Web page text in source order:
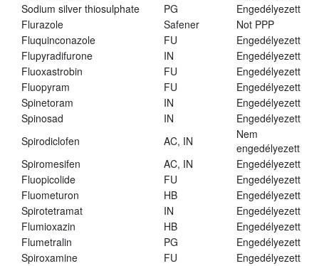
Sodium silver thiosulphate
PG
Engedélyezett
Flurazole
Safener
Not PPP
Fluquinconazole
FU
Engedélyezett
Flupyradifurone
IN
Engedélyezett
Fluoxastrobin
FU
Engedélyezett
Fluopyram
FU
Engedélyezett
Spinetoram
IN
Engedélyezett
Spinosad
IN
Engedélyezett
Spirodiclofen
AC, IN
Nem
engedélyezett
Spiromesifen
AC, IN
Engedélyezett
Fluopicolide
FU
Engedélyezett
Fluometuron
HB
Engedélyezett
Spirotetramat
IN
Engedélyezett
Flumioxazin
HB
Engedélyezett
Flumetralin
PG
Engedélyezett
Spiroxamine
FU
Engedélyezett